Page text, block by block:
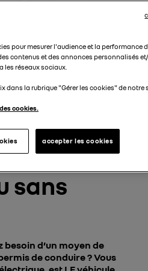
qui se conduit avec ou sans permis
sans
d’un moyen de
de conduire ? Vous
pour mesurer l'audience et la performance
contenus et des annonces personnalisés
les réseaux sociaux.
dans la rubrique "Gérer les cookies" de notre
cookies.
accepter les cookies